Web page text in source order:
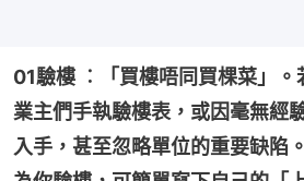
01驗樓 ︰「買樓唔同買棵菜」。
業主們手執驗樓表，或因毫無經
入手，甚至忽略單位的重要缺陷